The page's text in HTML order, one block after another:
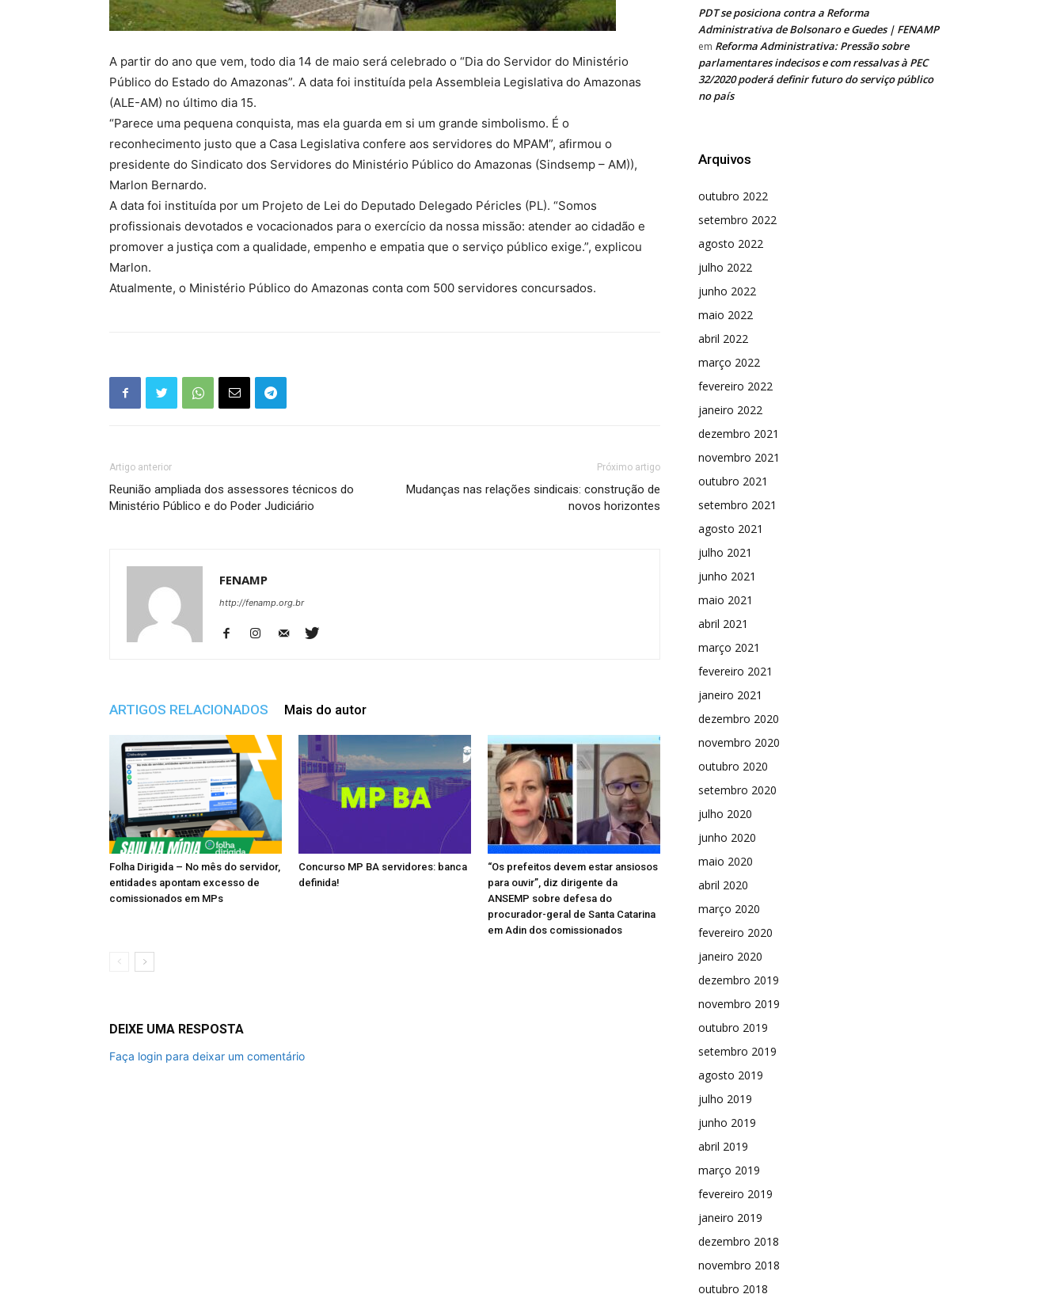
A partir do ano que vem, todo dia 14 de maio será celebrado o “Dia do Servidor do Ministério
Público do Estado do Amazonas”. A data foi instituída pela Assembleia Legislativa do Amazonas
(ALE-AM) no último dia 15.
“Parece uma pequena conquista, mas ela guarda em si um grande simbolismo. É o
reconhecimento justo que a Casa Legislativa confere aos servidores do MPAM”, afirmou o
presidente do Sindicato dos Servidores do Ministério Público do Amazonas (Sindsemp – AM)),
Marlon Bernardo.
A data foi instituída por um Projeto de Lei do Deputado Delegado Péricles (PL). “Somos
profissionais devotados e vocacionados para o exercício da nossa missão: atender ao cidadão e
promover a justiça com a qualidade, empenho e empatia que o serviço público exige.”, explicou
Marlon.
Atualmente, o Ministério Público do Amazonas conta com 500 servidores concursados.
Artigo anterior
Reunião ampliada dos assessores técnicos do
Ministério Público e do Poder Judiciário
Próximo artigo
Mudanças nas relações sindicais: construção de
novos horizontes
FENAMP
http://fenamp.org.br
ARTIGOS RELACIONADOS Mais do autor
Folha Dirigida – No mês do servidor,
entidades apontam excesso de
comissionados em MPs
Concurso MP BA servidores: banca
definida!
“Os prefeitos devem estar ansiosos
para ouvir”, diz dirigente da
ANSEMP sobre defesa do
procurador-geral de Santa Catarina
em Adin dos comissionados
DEIXE UMA RESPOSTA
Faça login para deixar um comentário
PDT se posiciona contra a Reforma
Administrativa de Bolsonaro e Guedes | FENAMP
em Reforma Administrativa: Pressão sobre
parlamentares indecisos e com ressalvas à PEC
32/2020 poderá definir futuro do serviço público
no país
Arquivos
outubro 2022
setembro 2022
agosto 2022
julho 2022
junho 2022
maio 2022
abril 2022
março 2022
fevereiro 2022
janeiro 2022
dezembro 2021
novembro 2021
outubro 2021
setembro 2021
agosto 2021
julho 2021
junho 2021
maio 2021
abril 2021
março 2021
fevereiro 2021
janeiro 2021
dezembro 2020
novembro 2020
outubro 2020
setembro 2020
julho 2020
junho 2020
maio 2020
abril 2020
março 2020
fevereiro 2020
janeiro 2020
dezembro 2019
novembro 2019
outubro 2019
setembro 2019
agosto 2019
julho 2019
junho 2019
abril 2019
março 2019
fevereiro 2019
janeiro 2019
dezembro 2018
novembro 2018
outubro 2018